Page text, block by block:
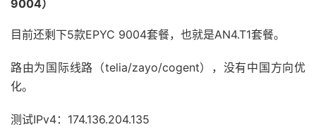
9004）
目前还剩下5款EPYC 9004套餐，也就是AN4.T1套餐。
路由为国际线路（telia/zayo/cogent），没有中国方向优
化。
测试IPv4：174.136.204.135